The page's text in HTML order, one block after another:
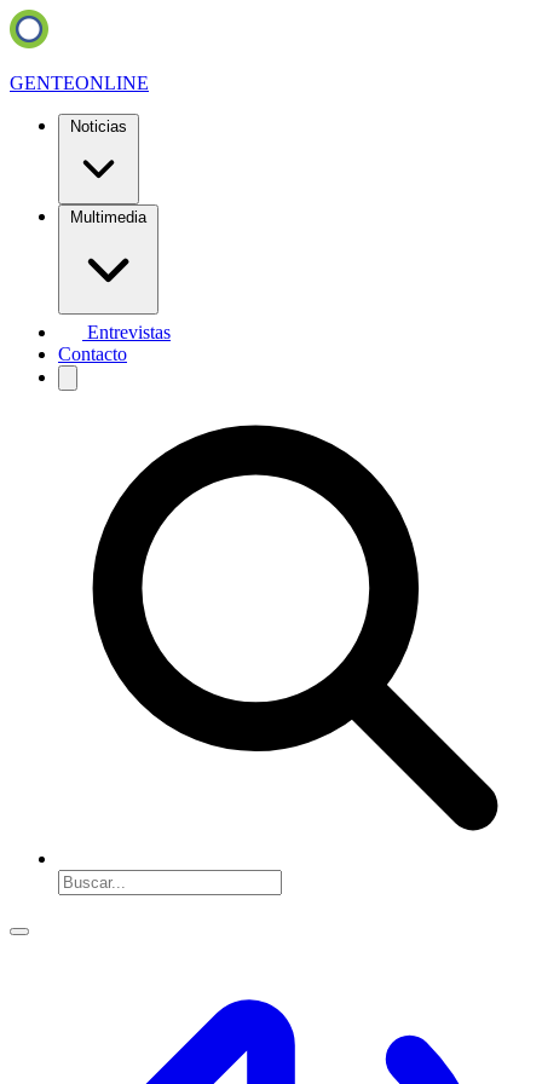
GENTEONLINE
Noticias
Multimedia
Entrevistas
Contacto